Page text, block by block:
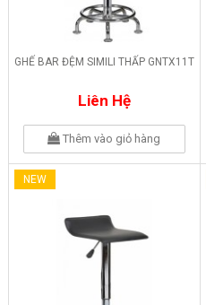
GHẾ BAR ĐỆM SIMILI THẤP GNTX11T
Liên Hệ
Thêm vào giỏ hàng
NEW